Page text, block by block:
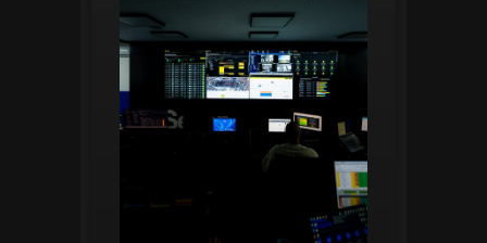
informações operacionais,
identificando gargalos, não
conformidades e oportunidades de
melhoria.